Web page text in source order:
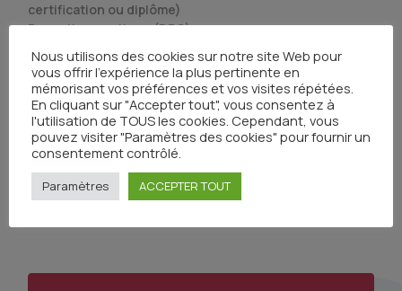
certification ou diplôme)
Formation continue (DPC)
Organisme(s) :
Nous utilisons des cookies sur notre site Web pour
vous offrir l'expérience la plus pertinente en
mémorisant vos préférences et vos visites répétées.
En cliquant sur "Accepter tout", vous consentez à
l'utilisation de TOUS les cookies. Cependant, vous
pouvez visiter "Paramètres des cookies" pour fournir un
consentement contrôlé.
Paramètres ACCEPTER TOUT